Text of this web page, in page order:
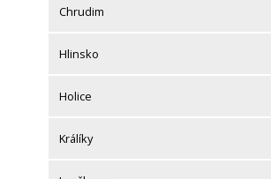
Chrudim
Hlinsko
Holice
Králíky